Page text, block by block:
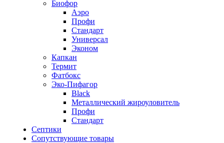
Биофор
Аэро
Профи
Стандарт
Универсал
Эконом
Капкан
Термит
Фатбокс
Эко-Пифагор
Black
Металлический жироуловитель
Профи
Стандарт
Септики
Сопутствующие товары